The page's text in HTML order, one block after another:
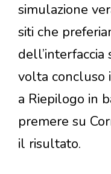
simulazione
siti che
volta concluso
a Riepilogo in
premere su
il risultato.